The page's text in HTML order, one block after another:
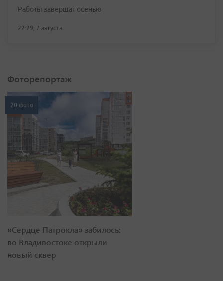
Работы завершат осенью
22:29, 7 августа
Фоторепортаж
20 фото
«Сердце Патрокла» забилось:
во Владивостоке открыли
новый сквер